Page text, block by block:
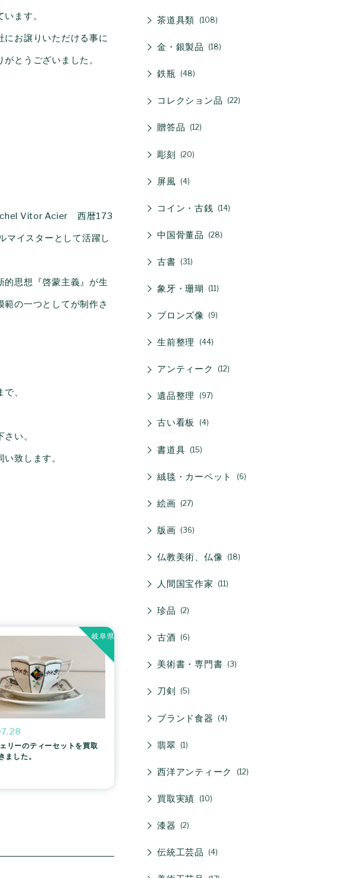
ます。
にお譲りいただける事に
とうございました。
Vitor Acier 西暦173
イスターとして活躍し
的思想『啓蒙主義』が生
の一つとしてが制作さ
、
い。
致します。
リーのティーセットを買取
ました。
岐阜県
茶道具類 108
金・銀製品 18
鉄瓶 48
コレクション品 22
贈答品 12
彫刻 20
屏風 4
コイン・古銭 14
中国骨董品 28
古書 31
象牙・珊瑚 11
ブロンズ像 9
生前整理 44
アンティーク 12
遺品整理 97
古い看板 4
書道具 15
絨毯・カーペット 6
絵画 27
版画 36
仏教美術、仏像 18
人間国宝作家 11
珍品 2
古酒 6
美術書・専門書 3
刀剣 5
ブランド食器 4
翡翠 1
西洋アンティーク 12
買取実績 10
漆器 2
伝統工芸品 4